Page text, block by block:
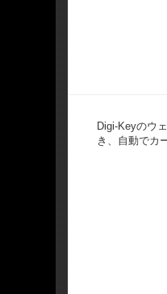
Digi-Keyのウ
き、自動でカ